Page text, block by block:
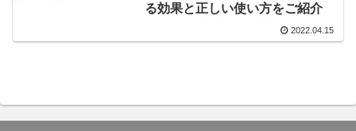
る効果と正しい使い方をご紹介
2022.04.15